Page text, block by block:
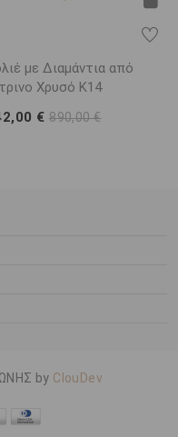
με Διαμάντια από
Χρυσό K14
€890,00 €
by ClouDev